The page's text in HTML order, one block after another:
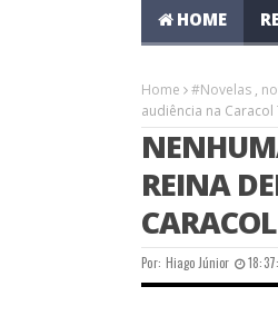
HOME
Home #Novelas ,
audiência na Caracol
REINA
Por: Hiago Júnior